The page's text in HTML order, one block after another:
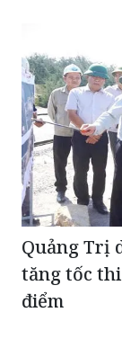
Quảng Trị
tăng tốc
điểm